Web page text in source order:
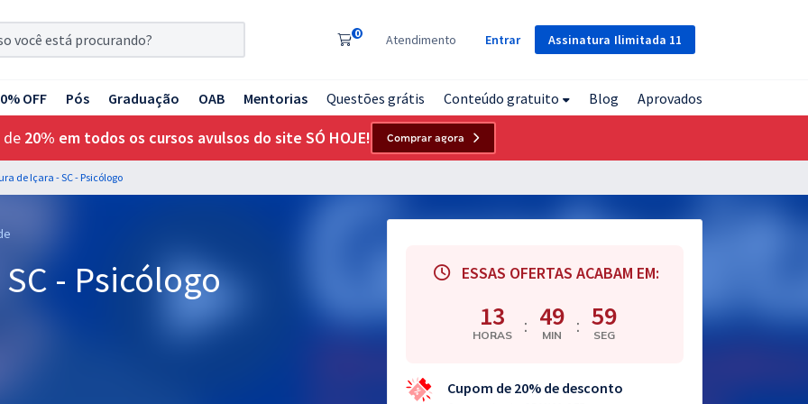
Assinatura Ilimitada 11
0 Atendimento Entrar
OFF Pós Graduação OAB Mentorias Questões grátis Conteúdo gratuito Blog Aprovados
de 20% em todos os cursos avulsos do site SÓ HOJE! Comprar agora
de Içara - SC - Psicólogo
- Psicólogo ESSAS OFERTAS ACABAM EM:
13
HORAS : 49
MIN : 58
SEG
Cupom de 20% de desconto